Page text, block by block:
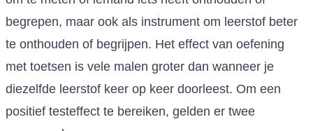
begrepen, maar ook als instrument om leerstof beter
te onthouden of begrijpen. Het effect van oefening
met toetsen is vele malen groter dan wanneer je
diezelfde leerstof keer op keer doorleest. Om een
positief testeffect te bereiken, gelden er twee